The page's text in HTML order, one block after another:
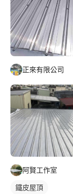
正來有限公司
阿賢工作室
鐵皮屋頂